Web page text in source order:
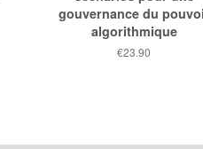
gouvernance du
algorithmique
Prix
€23.90